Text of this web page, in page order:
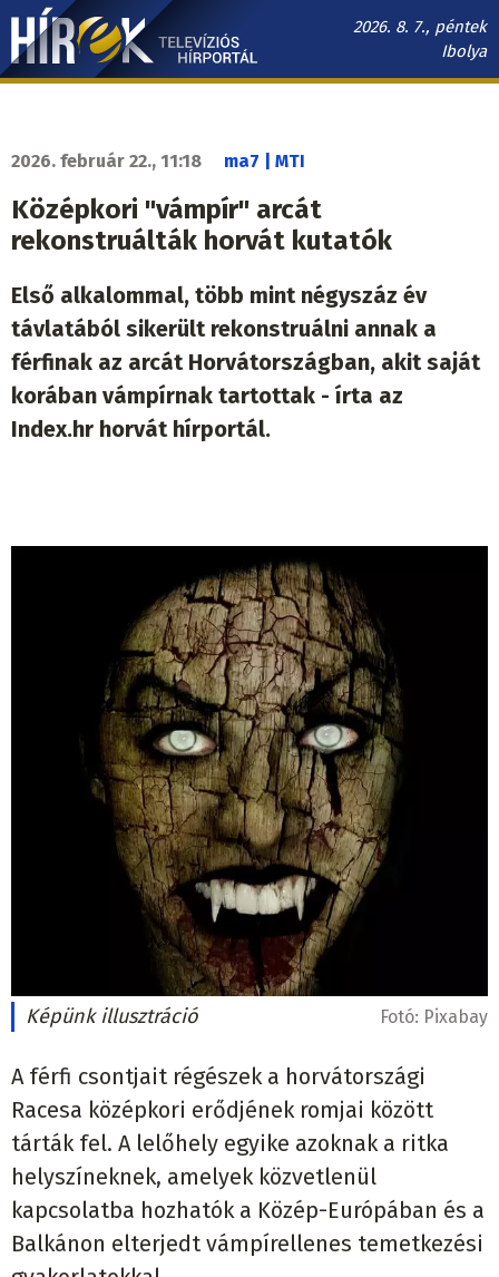
Ugrás
tartalomra
2026. 8. 7., péntek
Ibolya
Hírek.sk
2026. február 22., 11:18 ma7 | MTI
Középkori "vámpír" arcát
rekonstruálták horvát kutatók
Első alkalommal, több mint négyszáz év
távlatából sikerült rekonstruálni annak a
férfinak az arcát Horvátországban, akit saját
korában vámpírnak tartottak - írta az
Index.hr horvát hírportál.
Képünk illusztráció Fotó: Pixabay
A férfi csontjait régészek a horvátországi
Racesa középkori erődjének romjai között
tárták fel. A lelőhely egyike azoknak a ritka
helyszíneknek, amelyek közvetlenül
kapcsolatba hozhatók a Közép-Európában és a
Balkánon elterjedt vámpírellenes temetkezési